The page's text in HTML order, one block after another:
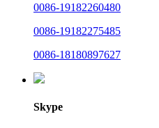
0086-19182260480
0086-19182275485
0086-18180897627
Skype